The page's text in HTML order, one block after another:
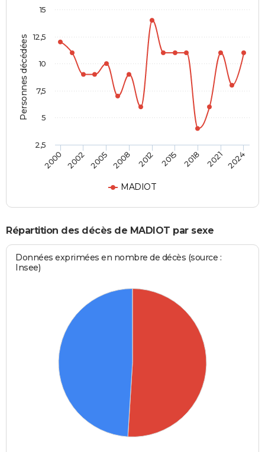
Personnes décédées
MADIOT
2000 2002 2005 2008 2012 2015 2018 2021 2024
2,5
5
7,5
10
12,5
15
Répartition des décès de MADIOT par sexe
Données exprimées en nombre de décès (source :
Insee)